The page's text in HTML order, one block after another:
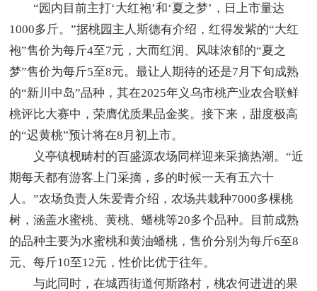
“园内目前主打‘大红袍’和‘夏之梦’，日上市量达
1000多斤。”据桃园主人斯德有介绍，红得发紫的“大红
袍”售价为每斤4至7元，大而红润、风味浓郁的“夏之
梦”售价为每斤5至8元。最让人期待的还是7月下旬成熟
的“新川中岛”品种，其在2025年义乌市桃产业农合联鲜
桃评比大赛中，荣膺优质果品金奖。接下来，甜度极高
的“迟黄桃”预计将在8月初上市。
义亭镇枧畴村的百盛源农场同样迎来采摘热潮。“近
期每天都有游客上门采摘，多的时候一天有五六十
人。”农场负责人朱爱青介绍，农场共栽种7000多棵桃
树，涵盖水蜜桃、黄桃、蟠桃‌等20多个品种。目前成熟
的品种主要为水蜜桃和黄油蟠桃，售价分别为每斤6至8
元、每斤10至12元，性价比优于往年。
与此同时，在城西街道何斯路村，桃农何进进的果